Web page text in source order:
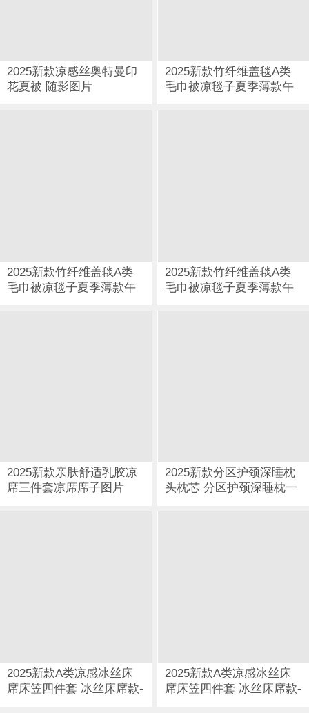
2025新款凉感丝奥特曼印
花夏被 随影图片
2025新款竹纤维盖毯A类
毛巾被凉毯子夏季薄款午
2025新款竹纤维盖毯A类
毛巾被凉毯子夏季薄款午
2025新款竹纤维盖毯A类
毛巾被凉毯子夏季薄款午
2025新款亲肤舒适乳胶凉
席三件套凉席席子图片
2025新款分区护颈深睡枕
头枕芯 分区护颈深睡枕一
2025新款A类凉感冰丝床
席床笠四件套 冰丝床席款-
2025新款A类凉感冰丝床
席床笠四件套 冰丝床席款-